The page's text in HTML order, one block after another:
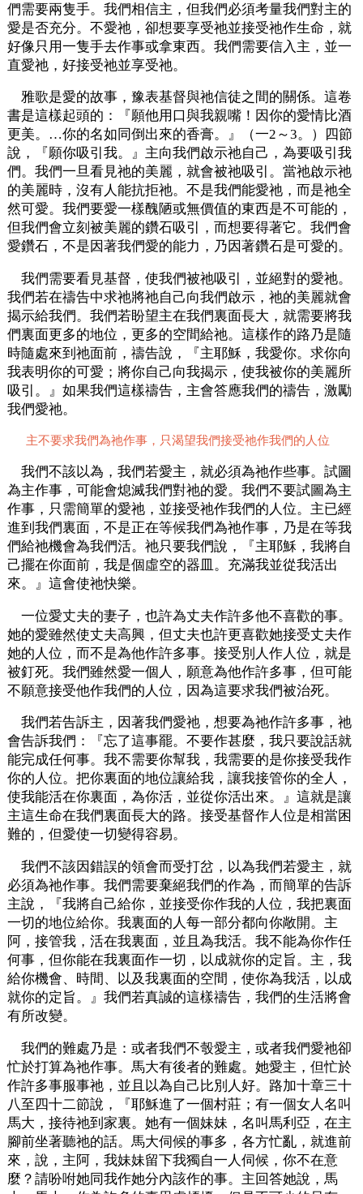
們需要兩隻手。我們相信主，但我們必須考量我們對主的
愛是否充分。不愛祂，卻想要享受祂並接受祂作生命，就
好像只用一隻手去作事或拿東西。我們需要信入主，並一
直愛祂，好接受祂並享受祂。
雅歌是愛的故事，豫表基督與祂信徒之間的關係。這卷
書是這樣起頭的：『願他用口與我親嘴！因你的愛情比酒
更美。…你的名如同倒出來的香膏。』（一2～3。）四節
說，『願你吸引我。』主向我們啟示祂自己，為要吸引我
們。我們一旦看見祂的美麗，就會被祂吸引。當祂啟示祂
的美麗時，沒有人能抗拒祂。不是我們能愛祂，而是祂全
然可愛。我們要愛一樣醜陋或無價值的東西是不可能的，
但我們會立刻被美麗的鑽石吸引，而想要得著它。我們會
愛鑽石，不是因著我們愛的能力，乃因著鑽石是可愛的。
我們需要看見基督，使我們被祂吸引，並絕對的愛祂。
我們若在禱告中求祂將祂自己向我們啟示，祂的美麗就會
揭示給我們。我們若盼望主在我們裏面長大，就需要將我
們裏面更多的地位，更多的空間給祂。這樣作的路乃是隨
時隨處來到祂面前，禱告說，『主耶穌，我愛你。求你向
我表明你的可愛；將你自己向我揭示，使我被你的美麗所
吸引。』如果我們這樣禱告，主會答應我們的禱告，激勵
我們愛祂。
主不要求我們為祂作事，只渴望我們接受祂作我們的人位
我們不該以為，我們若愛主，就必須為祂作些事。試圖
為主作事，可能會熄滅我們對祂的愛。我們不要試圖為主
作事，只需簡單的愛祂，並接受祂作我們的人位。主已經
進到我們裏面，不是正在等候我們為祂作事，乃是在等我
們給祂機會為我們活。祂只要我們說，『主耶穌，我將自
己擺在你面前，我是個虛空的器皿。充滿我並從我活出
來。』這會使祂快樂。
一位愛丈夫的妻子，也許為丈夫作許多他不喜歡的事。
她的愛雖然使丈夫高興，但丈夫也許更喜歡她接受丈夫作
她的人位，而不是為他作許多事。接受別人作人位，就是
被釘死。我們雖然愛一個人，願意為他作許多事，但可能
不願意接受他作我們的人位，因為這要求我們被治死。
我們若告訴主，因著我們愛祂，想要為祂作許多事，祂
會告訴我們：『忘了這事罷。不要作甚麼，我只要說話就
能完成任何事。我不需要你幫我，我需要的是你接受我作
你的人位。把你裏面的地位讓給我，讓我接管你的全人，
使我能活在你裏面，為你活，並從你活出來。』這就是讓
主這生命在我們裏面長大的路。接受基督作人位是相當困
難的，但愛使一切變得容易。
我們不該因錯誤的領會而受打岔，以為我們若愛主，就
必須為祂作事。我們需要棄絕我們的作為，而簡單的告訴
主說，『我將自己給你，並接受你作我的人位，我把裏面
一切的地位給你。我裏面的人每一部分都向你敞開。主
阿，接管我，活在我裏面，並且為我活。我不能為你作任
何事，但你能在我裏面作一切，以成就你的定旨。主，我
給你機會、時間、以及我裏面的空間，使你為我活，以成
就你的定旨。』我們若真誠的這樣禱告，我們的生活將會
有所改變。
我們的難處乃是：或者我們不彀愛主，或者我們愛祂卻
忙於打算為祂作事。馬大有後者的難處。她愛主，但忙於
作許多事服事祂，並且以為自己比別人好。路加十章三十
八至四十二節說，『耶穌進了一個村莊；有一個女人名叫
馬大，接待祂到家裏。她有一個妹妹，名叫馬利亞，在主
腳前坐著聽祂的話。馬大伺候的事多，各方忙亂，就進前
來，說，主阿，我妹妹留下我獨自一人伺候，你不在意
麼？請吩咐她同我作她分內該作的事。主回答她說，馬